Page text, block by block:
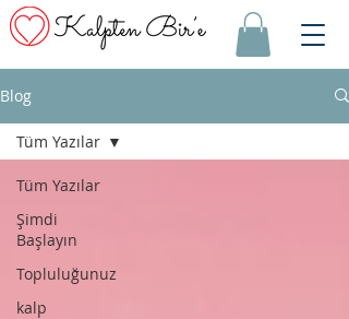
Blog
Tüm Yazılar
Şimdi
Başlayın
Topluluğunuz
kalp
Tüm Yazılar